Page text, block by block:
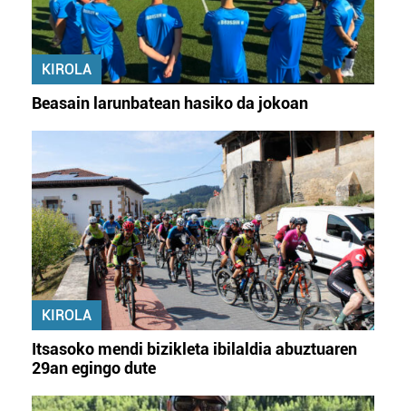
KIROLA
Beasain larunbatean hasiko da jokoan
KIROLA
Itsasoko mendi bizikleta ibilaldia abuztuaren
29an egingo dute